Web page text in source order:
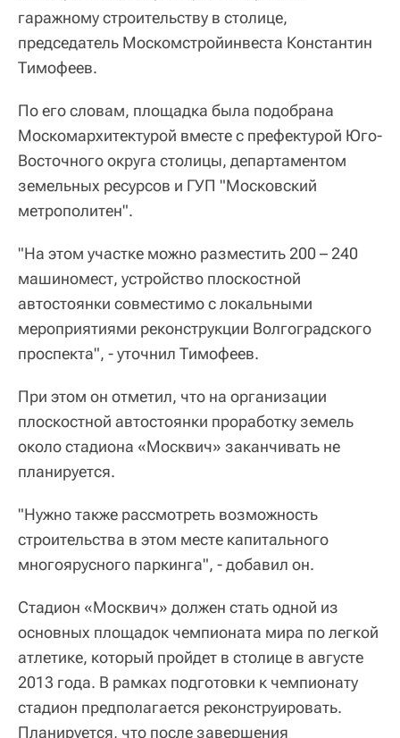
гаражному строительству в столице,
председатель Москомстройинвеста Константин
Тимофеев.
По его словам, площадка была подобрана
Москомархитектурой вместе с префектурой Юго-
Восточного округа столицы, департаментом
земельных ресурсов и ГУП "Московский
метрополитен".
"На этом участке можно разместить 200 – 240
машиномест, устройство плоскостной
автостоянки совместимо с локальными
мероприятиями реконструкции Волгоградского
проспекта", - уточнил Тимофеев.
При этом он отметил, что на организации
плоскостной автостоянки проработку земель
около стадиона «Москвич» заканчивать не
планируется.
"Нужно также рассмотреть возможность
строительства в этом месте капитального
многоярусного паркинга", - добавил он.
Стадион «Москвич» должен стать одной из
основных площадок чемпионата мира по легкой
атлетике, который пройдет в столице в августе
2013 года. В рамках подготовки к чемпионату
стадион предполагается реконструировать.
Планируется, что после завершения